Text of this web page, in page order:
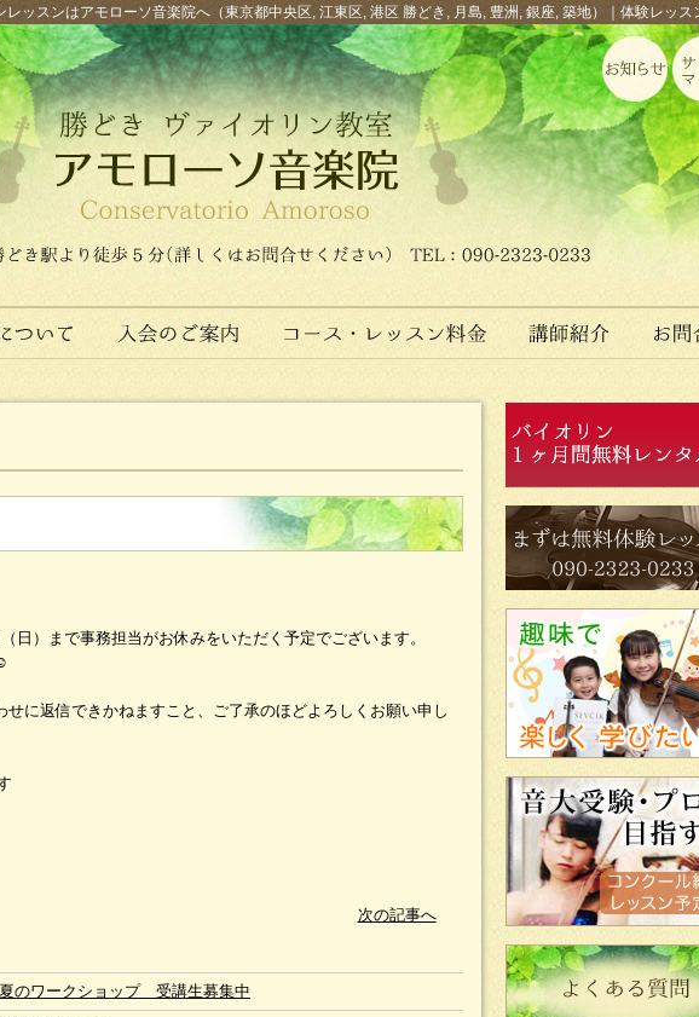
ッスンはアモローソ音楽院へ（東京都中央区, 江東区, 港区 勝どき, 月島, 豊洲, 銀座, 築地）｜体験レッス
日）まで事務担当がお休みをいただく予定でございます。
に返信できかねますこと、ご了承のほどよろしくお願い申し
次の記事へ
のワークショップ 受講生募集中